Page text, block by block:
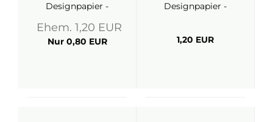
Designpapier -
Ehem. 1,20 EUR
Nur 0,80 EUR
Designpapier -
1,20 EUR